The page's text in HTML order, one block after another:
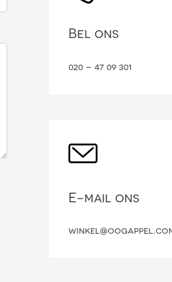
Bel ons
020 – 47 09 301
E-mail ons